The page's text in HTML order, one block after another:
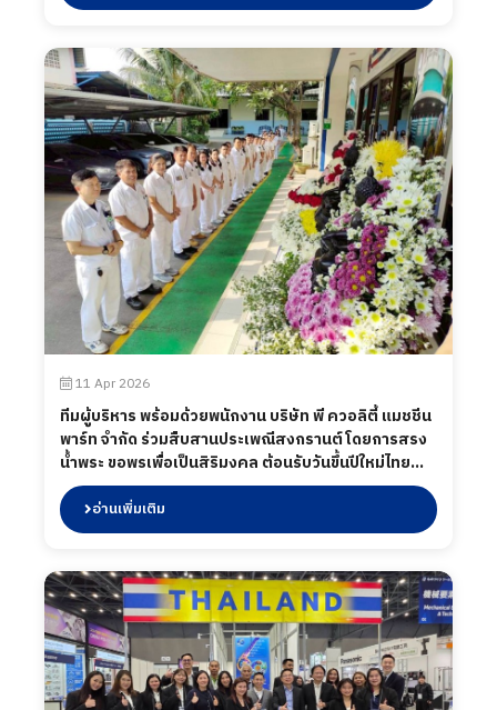
11 Apr 2026
ทีมผู้บริหาร พร้อมด้วยพนักงาน บริษัท พี ควอลิตี้ แมชชีน
พาร์ท จำกัด ร่วมสืบสานประเพณีสงกรานต์ โดยการสรง
น้ำพระ ขอพรเพื่อเป็นสิริมงคล ต้อนรับวันขึ้นปีใหม่ไทย
เมื่อวันที่ 11 เมษายน 2569
อ่านเพิ่มเติม